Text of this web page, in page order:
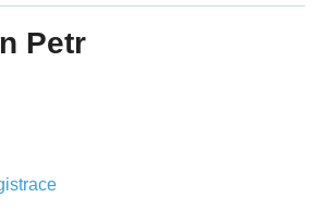
Petr